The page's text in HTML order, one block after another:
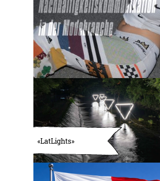
«LatLights»